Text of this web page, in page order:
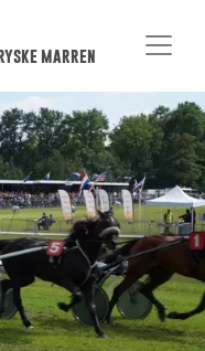
marren